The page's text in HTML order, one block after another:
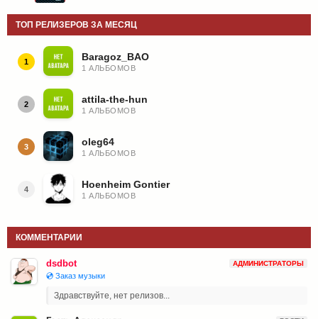
ТОП РЕЛИЗЕРОВ ЗА МЕСЯЦ
1 Baragoz_BAO
1 АЛЬБОМОВ
2 attila-the-hun
1 АЛЬБОМОВ
3 oleg64
1 АЛЬБОМОВ
4 Hoenheim Gontier
1 АЛЬБОМОВ
КОММЕНТАРИИ
dsdbot АДМИНИСТРАТОРЫ
💿 Заказ музыки
Здравствуйте, нет релизов...